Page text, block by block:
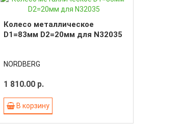
Колесо металлическое
D1=83мм D2=20мм для N32035
NORDBERG
1 810.00 р.
В корзину